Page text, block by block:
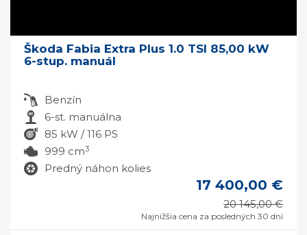
Škoda Fabia Extra Plus 1.0 TSI 85,00 kW
6-stup. manuál
Benzín
6-st. manuálna
85 kW / 116 PS
999 cm3
Predný náhon kolies
17 400,00 €
20 145,00 €
Najnižšia cena za posledných 30 dní